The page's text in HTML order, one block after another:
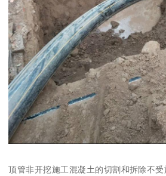
顶管非开挖施工混凝土的切割和拆除不